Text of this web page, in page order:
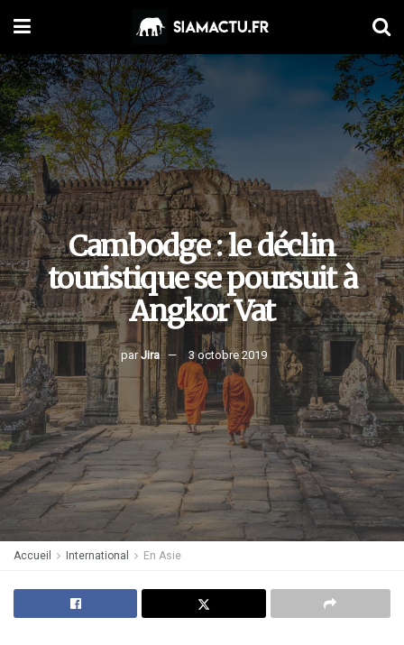
Cambodge : le déclin
touristique se poursuit à
Angkor Vat
par Jira 3 octobre 2019
Accueil International En Asie